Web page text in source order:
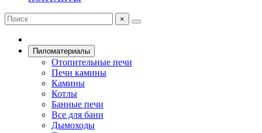
×
Пиломатериалы
Отопительные печи
Печи камины
Камины
Котлы
Банные печи
Все для бани
Дымоходы